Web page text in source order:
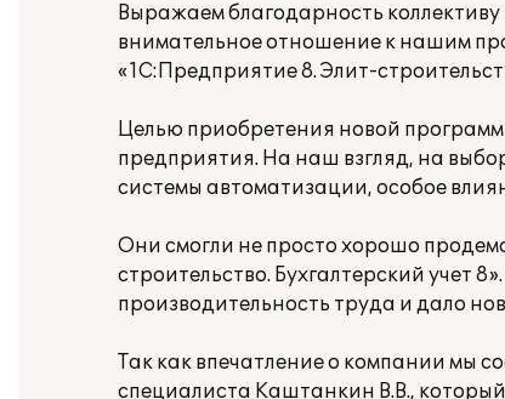
Выражаем благодарность
внимательное отношение к нашим
«1С:Предприятие 8. Элит-
Целью приобретения новой
предприятия. На наш взгляд, на
системы автоматизации, особое
Они смогли не просто хорошо
строительство. Бухгалтерский учет
производительность труда и дало
Так как впечатление о компании мы
специалиста Каштанкин В.В.,